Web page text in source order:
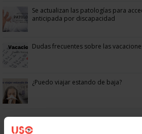
Se actualizan las patologías para
anticipada por discapacidad
Dudas frecuentes sobre las
¿Puedo viajar estando de baja?